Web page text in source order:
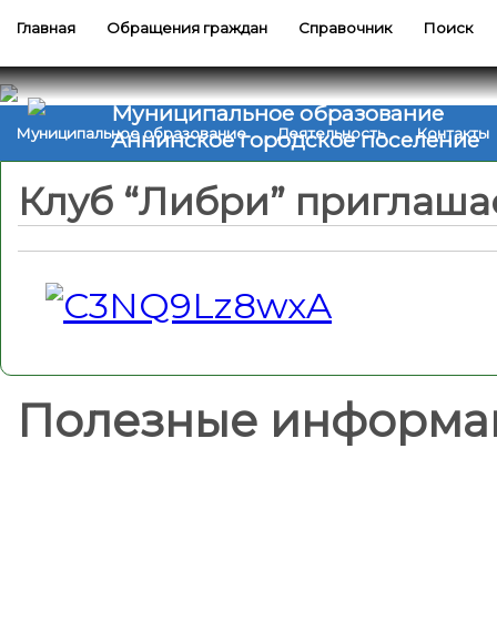
Главная Обращения граждан Справочник Поиск
Муниципальное образование
Аннинское городское поселение
Муниципальное образование Деятельность Контакты
Клуб “Либри”
Полезные